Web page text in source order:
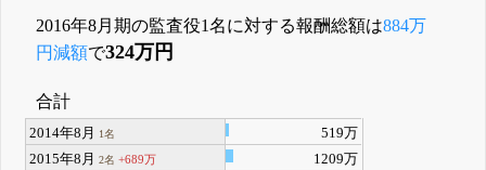
2016年8月期の監査役1名に対する報酬総額は884万
円減額で324万円
合計
2014年8月 1名
519万
2015年8月2名 +689万
1209万